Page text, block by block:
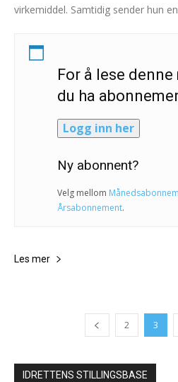
virkemiddel. Samtidig sender hun
For å lese denne
du ha
Logg inn her
Ny abonnent?
Velg mellom
Årsabonnement.
Les mer
2 3
IDRETTENS STILLINGSBASE